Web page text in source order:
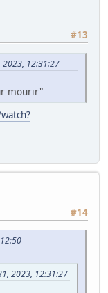
#13
2023, 12:31:27
mourir"
#14
2023, 12:31:27